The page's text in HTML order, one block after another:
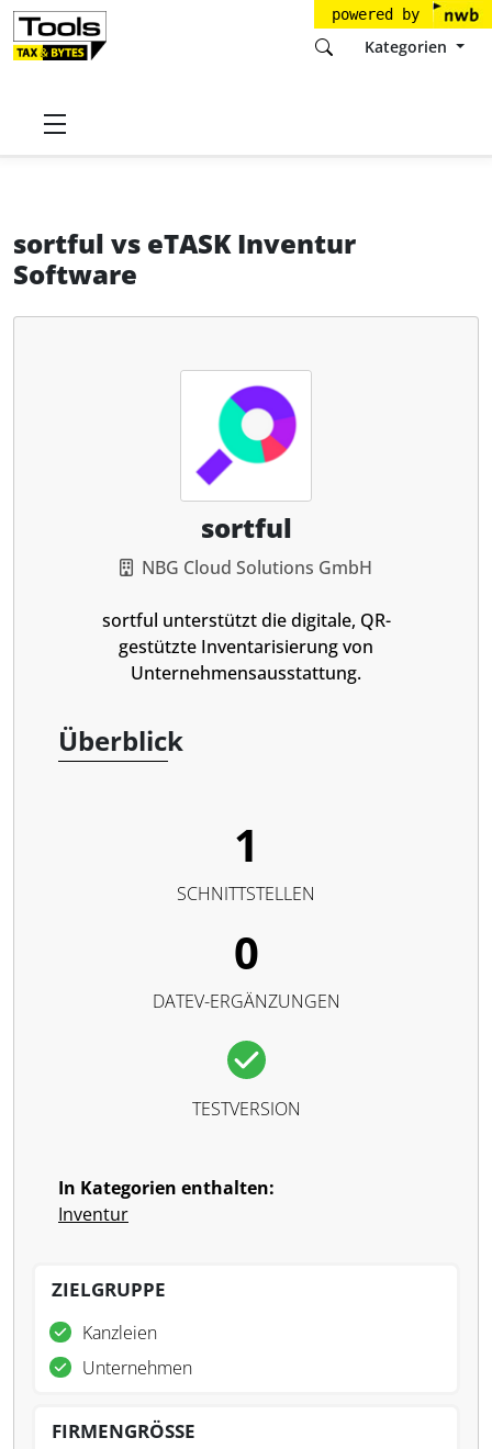
powered by
Kategorien
Startseite
sortful vs eTASK Inventur
Software
sortful
NBG Cloud Solutions GmbH
sortful unterstützt die digitale, QR-
gestützte Inventarisierung von
Unternehmensausstattung.
Überblick
1
SCHNITTSTELLEN
0
DATEV-ERGÄNZUNGEN
TESTVERSION
In Kategorien enthalten:
Inventur
ZIELGRUPPE
Kanzleien
Unternehmen
FIRMENGRÖSSE